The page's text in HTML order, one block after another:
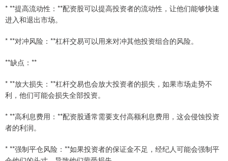
* **提高流动性：**配资股可以提高投资者的流动性，让他们能够快速
进入和退出市场。
* **对冲风险：**杠杆交易可以用来对冲其他投资组合的风险。
**缺点：**
* **放大损失：**杠杆交易也会放大投资者的损失，如果市场走势不
利，他们可能会损失全部投资。
* **高利息费用：**配资股通常需要支付高额利息费用，这会侵蚀投资
者的利润。
* **强制平仓风险：**如果投资者的保证金不足，经纪人可能会强制平